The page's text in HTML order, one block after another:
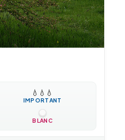
💧 💧 💧
IMPORTANT
BLANC